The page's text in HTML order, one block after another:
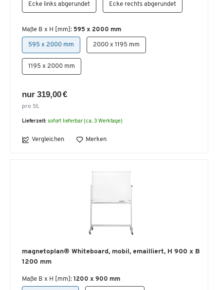
Ecke links abgerundet Ecke rechts abgerundet
Maße B x H [mm]: 595 x 2000 mm
595 x 2000 mm 2000 x 1195 mm
1195 x 2000 mm
nur 319,00 €
pro St.
Lieferzeit: sofort lieferbar (ca. 3 Werktage)
Vergleichen Merken
magnetoplan® Whiteboard, mobil, emailliert, H 900 x B
1200 mm
Maße B x H [mm]: 1200 x 900 mm